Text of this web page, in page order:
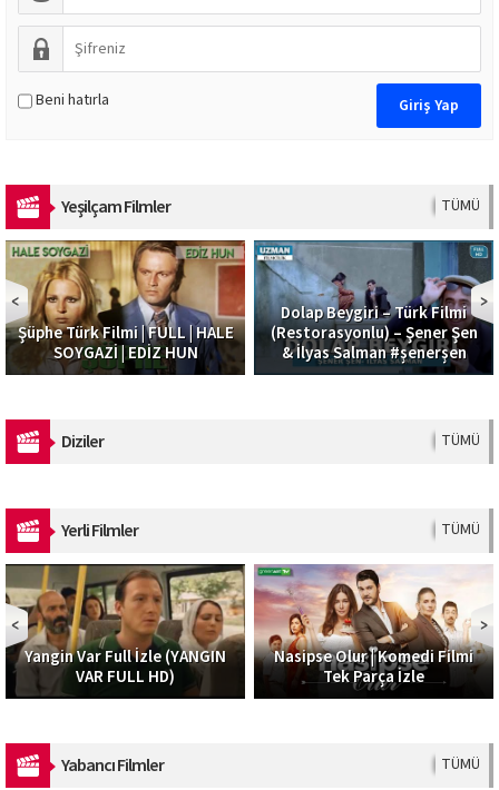
Beni hatırla
Yeşilçam Filmler TÜMÜ
Dolap Beygiri – Türk Filmi
(Restorasyonlu) – Şener Şen
& İlyas Salman #şenerşen
Güzel Şoför | Filiz
Alparslan Emir | Türk
Full HD
Diziler TÜMÜ
Yerli Filmler TÜMÜ
Nasipse Olur | Komedi Filmi
Tek Parça İzle
Sonsuza Dek Nedime I
Komedi,Romantik
İzle
Yabancı Filmler TÜMÜ